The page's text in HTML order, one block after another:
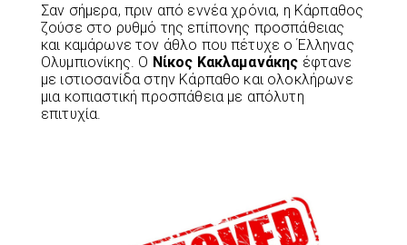
Σαν σήμερα, πριν από εννέα χρόνια, η Κάρπαθος
ζούσε στο ρυθμό της επίπονης προσπάθειας
και καμάρωνε τον άθλο που πέτυχε ο Έλληνας
Ολυμπιονίκης. Ο Νίκος Κακλαμανάκης έφτανε
με ιστιοσανίδα στην Κάρπαθο και ολοκλήρωνε
μια κοπιαστική προσπάθεια με απόλυτη
επιτυχία.